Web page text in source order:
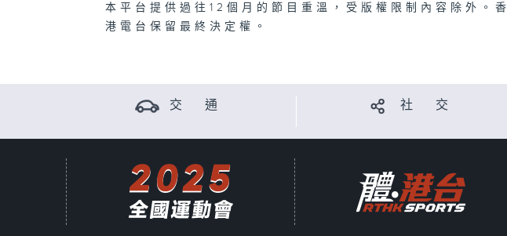
本平台提供過往12個月的節目重溫，受版權限制內容除外。香
港電台保留最終決定權。
交 通 社 交